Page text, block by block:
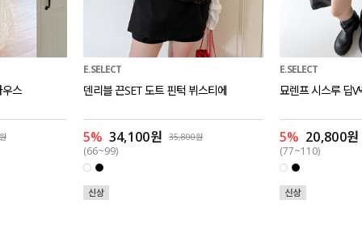
우스
E.SELECT
덴리블 끈SET 도트 핀턱 뷔스티에
5% 34,100원 35,800원
(66~99)
E.SELECT
묘렌프 시스루 딥V
5% 20,800원
(77~110)